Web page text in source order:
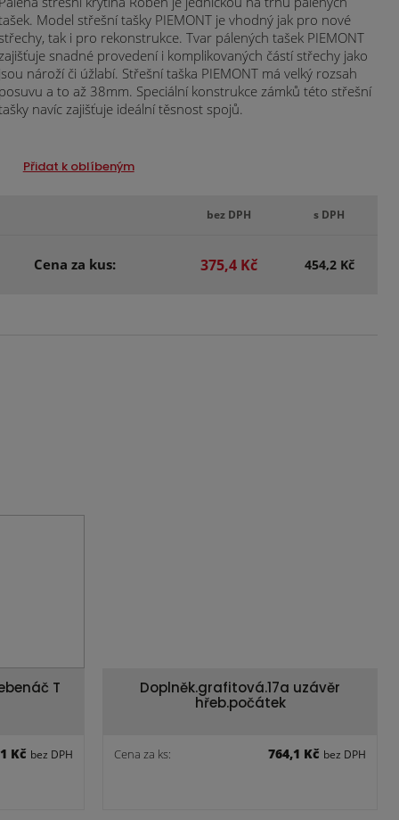
Model střešní tašky PIEMONT je vhodný jak pro nové
tak i pro rekonstrukce. Tvar pálených tašek PIEMONT
snadné provedení i komplikovaných částí střechy jako
nároží či úžlabí. Střešní taška PIEMONT má velký rozsah
a to až 38mm. Speciální konstrukce zámků této střešní
navíc zajišťuje ideální těsnost spojů.
Přidat k oblíbeným
bez DPH s DPH
Cena za kus: 375,4 Kč 454,2 Kč
T
Kč bez DPH
Doplněk.grafitová.17a uzávěr
hřeb.počátek
Cena za ks: 764,1 Kč bez DPH